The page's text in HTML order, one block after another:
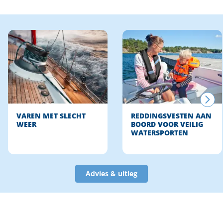
VAREN MET SLECHT
WEER
REDDINGSVESTEN AAN
BOORD VOOR VEILIG
WATERSPORTEN
Advies & uitleg